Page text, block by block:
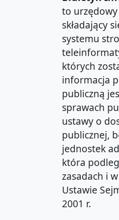
to
składający
systemu
których
informacja
publiczną
sprawach
ustawy o
publicznej,
jednostek
która
zasadach i
Ustawie
2001 r.